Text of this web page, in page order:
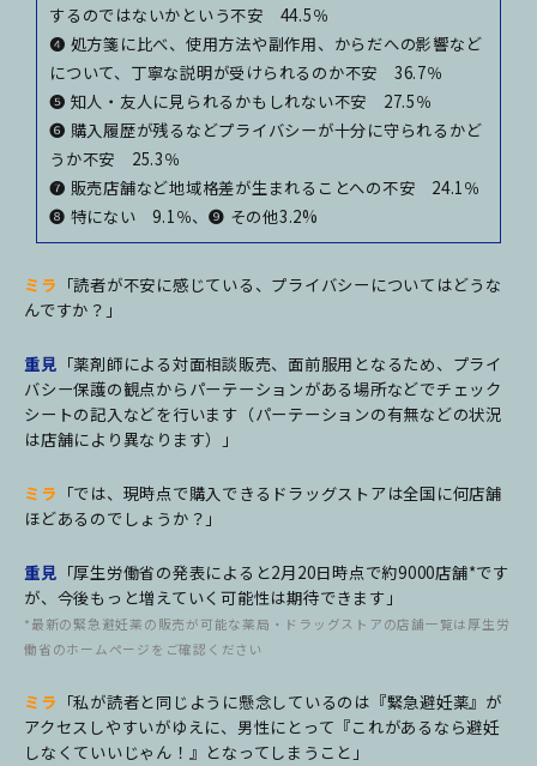
するのではないかという不安 44.5％
❹ 処方箋に比べ、使用方法や副作用、からだへの影響など
について、丁寧な説明が受けられるのか不安 36.7％
❺ 知人・友人に見られるかもしれない不安 27.5％
❻ 購入履歴が残るなどプライバシーが十分に守られるかど
うか不安 25.3％
❼ 販売店舗など地域格差が生まれることへの不安 24.1％
❽ 特にない 9.1％、❾ その他3.2%
ミラ 「読者が不安に感じている、プライバシーについてはどうな
んですか？」
重見 「薬剤師による対面相談販売、面前服用となるため、プライ
バシー保護の観点からパーテーションがある場所などでチェック
シートの記入などを行います（パーテーションの有無などの状況
は店舗により異なります）」
ミラ 「では、現時点で購入できるドラッグストアは全国に何店舗
ほどあるのでしょうか？」
重見 「厚生労働省の発表によると2月20日時点で約9000店舗*です
が、今後もっと増えていく可能性は期待できます」
*最新の緊急避妊薬の販売が可能な薬局・ドラッグストアの店舗一覧は厚生労
働省のホームページをご確認ください
ミラ 「私が読者と同じように懸念しているのは『緊急避妊薬』が
アクセスしやすいがゆえに、男性にとって『これがあるなら避妊
しなくていいじゃん！』となってしまうこと」